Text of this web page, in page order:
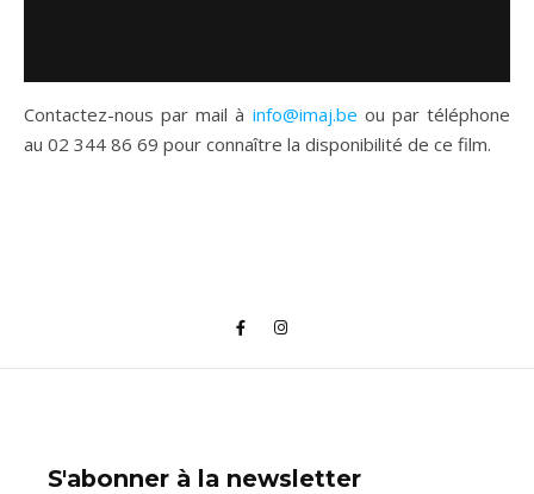
Contactez-nous par mail à info@imaj.be ou par téléphone
au 02 344 86 69 pour connaître la disponibilité de ce film.
S'abonner à la newsletter